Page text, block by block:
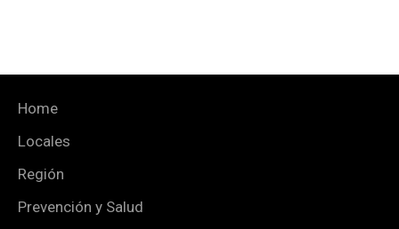
Home
Locales
Región
Prevención y Salud